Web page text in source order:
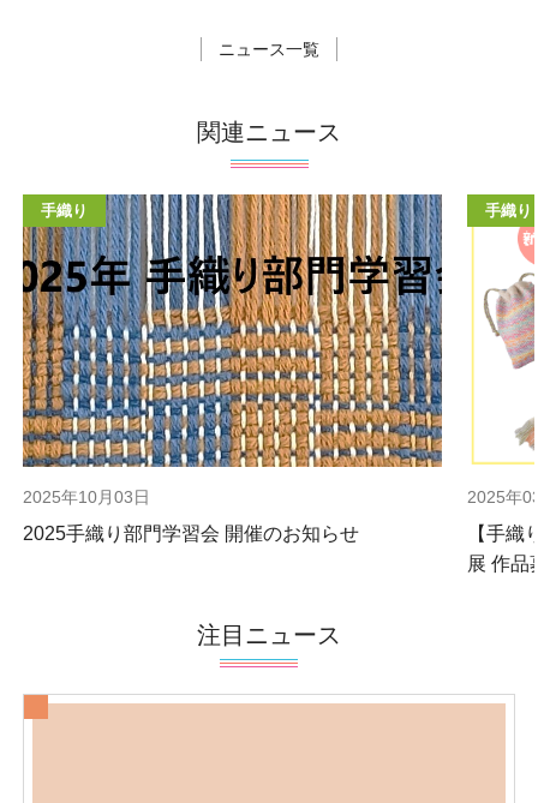
ニュース一覧
関連ニュース
手織り
2025年10月03日
2025手織り部門学習会 開催のお知らせ
手織り
2025年
【手織
展 作品
注目ニュース